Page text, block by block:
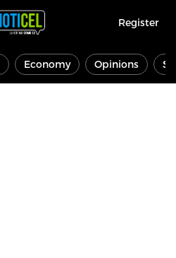
Register
Economy Opinions